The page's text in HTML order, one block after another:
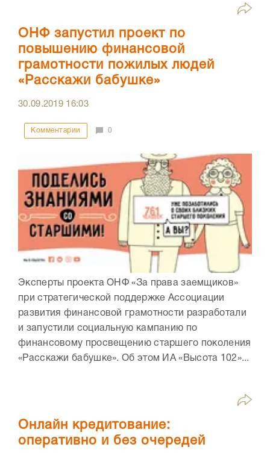
ОНФ запустил проект по
повышению финансовой
грамотности пожилых людей
«Расскажи бабушке»
30.09.2019 16:03
Комментарии 0
Эксперты проекта ОНФ «За права заемщиков»
при стратегической поддержке Ассоциации
развития финансовой грамотности разработали
и запустили социальную кампанию по
финансовому просвещению старшего поколения
«Расскажи бабушке». Об этом ИА «Высота 102»...
Онлайн кредитование:
оперативно и без очередей